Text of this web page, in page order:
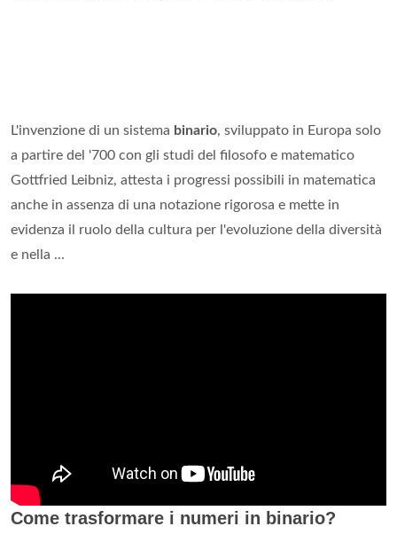
L'invenzione di un sistema binario, sviluppato in Europa solo
a partire del '700 con gli studi del filosofo e matematico
Gottfried Leibniz, attesta i progressi possibili in matematica
anche in assenza di una notazione rigorosa e mette in
evidenza il ruolo della cultura per l'evoluzione della diversità
e nella ...
Come trasformare i numeri in binario?